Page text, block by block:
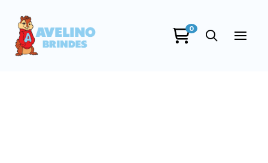
0
Avelino Brindes